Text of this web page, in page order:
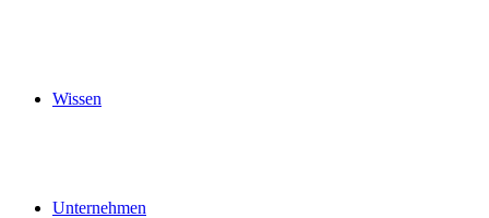
Wissen
Unternehmen